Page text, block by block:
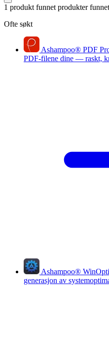
1 produkt funnet produkter funnet
Ofte søkt
Ashampoo® PDF
PDF-filene dine — raskt,
Ashampoo®
generasjon av